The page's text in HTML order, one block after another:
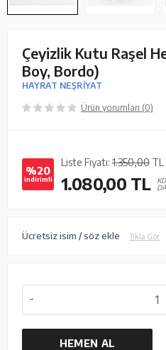
Çeyizlik Kutu Raşel
Boy, Bordo)
HAYRAT NEŞRİYAT
Ürün yorumları (0)
%20
indirimli
Liste Fiyatı: 1.350,00 TL
1.080,00 TL
Ücretsiz isim / söz ekle Tıkla Gör
HEMEN AL